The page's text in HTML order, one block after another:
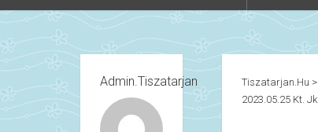
Admin.tiszatarjan Tiszatarjan.hu >
2023.05.25 Kt. Jk